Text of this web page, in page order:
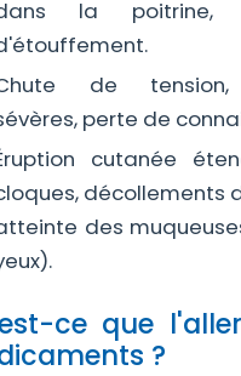
la poitrine,
de tension,
perte de
cutanée
décollements
des
ce que
?